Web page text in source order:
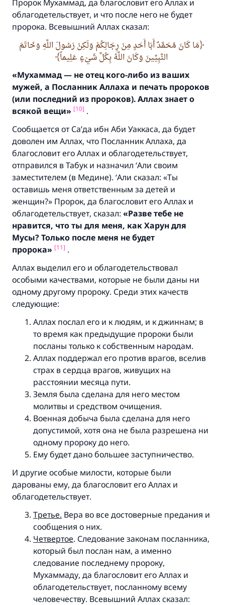
Пророк Мухаммад, да благословит его Аллах и
облагодетельствует, и что после него не будет
пророка. Всевышний Аллах сказал:
مَا كَانَ مُحَمَّدٌ أَبَا أَحَدٍ مِنْ رِجَالِكُمْ وَلَكِنْ رَسُولَ اللَّهِ وَخَاتَمَ
النَّبِيِّينَ وَكَانَ اللَّهُ بِكُلِّ شَيْءٍ عَلِيماً
«Мухаммад — не отец кого-либо из ваших
мужей, а Посланник Аллаха и печать пророков
(или последний из пророков).Аллах знает о
всякой вещи» [10] .
Сообщается от Са’да ибн Аби Уаккаса, да будет
доволен им Аллах, что Посланник Аллаха, да
благословит его Аллах и облагодетельствует,
отправился в Табук и назначил ‘Али своим
заместителем (в Медине). ‘Али сказал: «Ты
оставишь меня ответственным за детей и
женщин?» Пророк, да благословит его Аллах и
облагодетельствует, сказал: «Разве тебе не
нравится, что ты для меня, как Харун для
Мусы?Только после меня не будет
пророка» [11] .
Аллах выделил его и облагодетельствовал
особыми качествами, которые не были даны ни
одному другому пророку. Среди этих качеств
следующие:
Аллах послал его и к людям, и к джиннам; в
то время как предыдущие пророки были
посланы только к собственным народам.
Аллах поддержал его против врагов, вселив
страх в сердца врагов, живущих на
расстоянии месяца пути.
Земля была сделана для него местом
молитвы и средством очищения.
Военная добыча была сделана для него
допустимой, хотя она не была разрешена ни
одному пророку до него.
Ему будет дано большее заступничество.
И другие особые милости, которые были
дарованы ему, да благословит его Аллах и
облагодетельствует.
Третье. Вера во все достоверные предания и
сообщения о них.
Четвертое. Следование законам посланника,
который был послан нам, а именно
следование последнему пророку,
Мухаммаду, да благословит его Аллах и
облагодетельствует, посланному всему
человечеству. Всевышний Аллах сказал:
благословение, сказал:
«Указавшему на благое (полагается) такая
же награда как и совершившему его»
(МУСЛИМ, № 1893).
Участвуйте сейчас!